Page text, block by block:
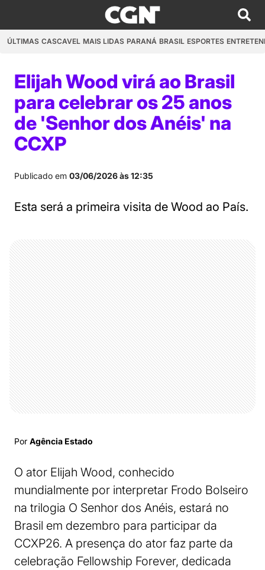
ÚLTIMAS CASCAVEL MAIS LIDAS PARANÁ BRASIL ESPORTES
Elijah Wood virá ao Brasil
para celebrar os 25 anos
de 'Senhor dos Anéis' na
CCXP
Publicado em 03/06/2026 às 12:35
Esta será a primeira visita de Wood ao País.
Por Agência Estado
O ator Elijah Wood, conhecido
mundialmente por interpretar Frodo Bolseiro
na trilogia O Senhor dos Anéis, estará no
Brasil em dezembro para participar da
CCXP26. A presença do ator faz parte da
celebração Fellowship Forever, dedicada